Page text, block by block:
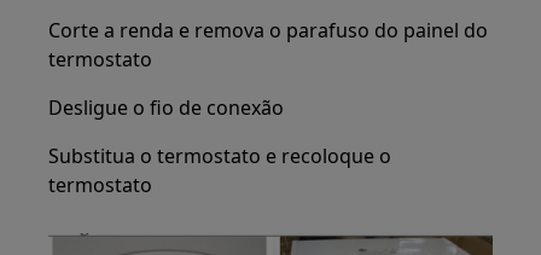
Corte a renda e remova o parafuso do painel do
termostato
Desligue o fio de conexão
Substitua o termostato e recoloque o
termostato